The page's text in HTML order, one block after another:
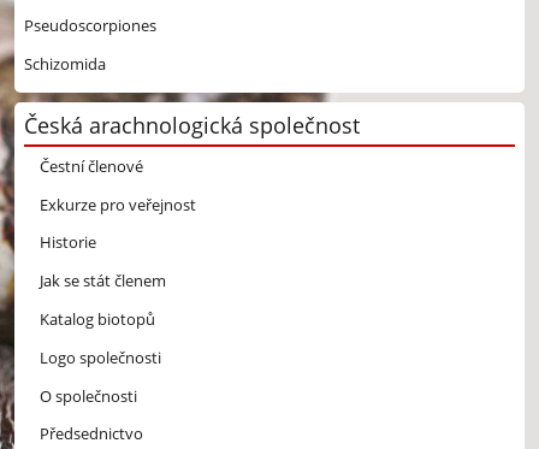
Pseudoscorpiones
Schizomida
Česká arachnologická společnost
Čestní členové
Exkurze pro veřejnost
Historie
Jak se stát členem
Katalog biotopů
Logo společnosti
O společnosti
Předsednictvo